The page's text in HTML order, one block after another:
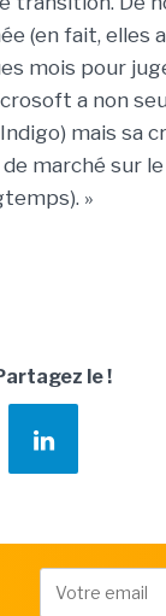
(en fait, elles
mois pour
a non
mais sa
marché sur
»
le !